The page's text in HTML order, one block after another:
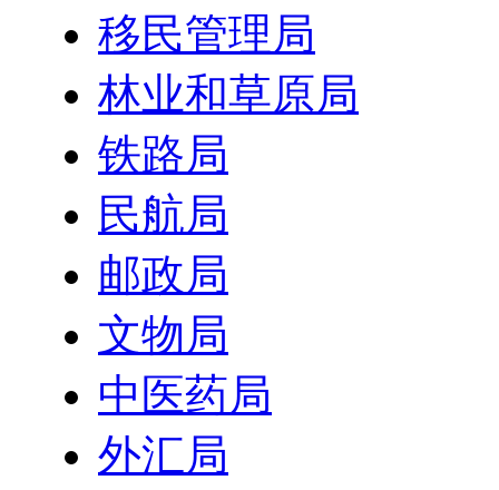
移民管理局
林业和草原局
铁路局
民航局
邮政局
文物局
中医药局
外汇局